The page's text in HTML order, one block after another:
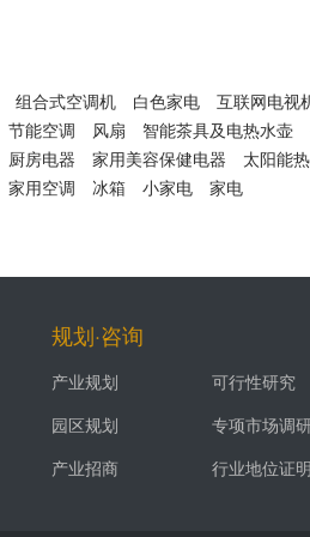
组合式空调机 白色家电 互联网电视
节能空调 风扇 智能茶具及电热水壶
厨房电器 家用美容保健电器 太阳能
家用空调 冰箱 小家电 家电
规划·咨询
产业规划
可行性研究
园区规划
专项市场调
产业招商
行业地位证明